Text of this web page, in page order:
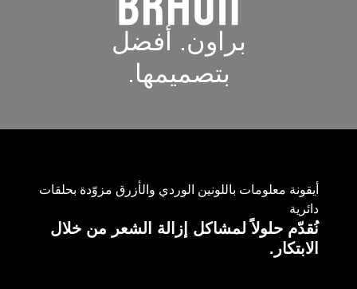
براون. أفضل
بتصميمها.
أيقونة معلومات باللونين الوردي والأزرق مزوّدة بحلقات
دائرية
نُقدّم حلولاً لمشاكل إزالة الشعر من خلال
الابتكار.